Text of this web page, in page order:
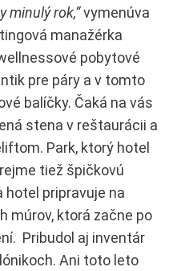
minulý rok,“vymenúva
manažérka
pobytové
pre páry a v tomto
balíčky. Čaká na vás
stena v reštaurácii a
Park, ktorý hotel
tiež špičkovú
pripravuje na
múrov, ktorá začne po
Pribudol aj inventár
Ani toto leto